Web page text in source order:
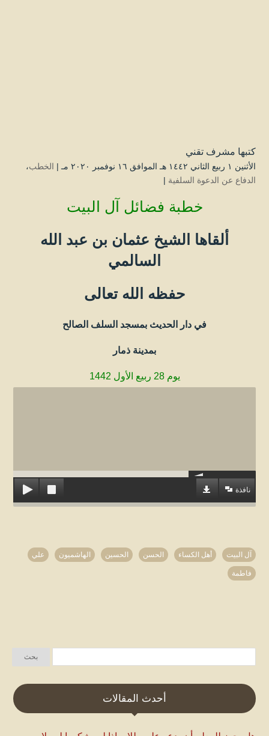
كتبها مشرف تقني
الأثنين ۱ ربيع الثاني ۱٤٤۲ هـ الموافق ۱٦ نوفمبر ۲۰۲۰ مـ | الخطب،
الدفاع عن الدعوة السلفية |
خطبة فضائل آل البيت
ألقاها الشيخ عثمان بن عبد الله
السالمي
حفظه الله تعالى
في دار الحديث بمسجد السلف الصالح
بمدينة ذمار
يوم 28 ربيع الأول 1442
نافذة
آل البيت أهل الكساء الحسن الحسين الهاشميون علي
فاطمة
أحدث المقالات